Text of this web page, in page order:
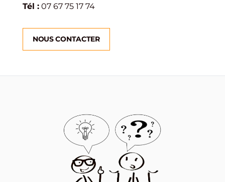
Tél :07 67 75 17 74
NOUS CONTACTER